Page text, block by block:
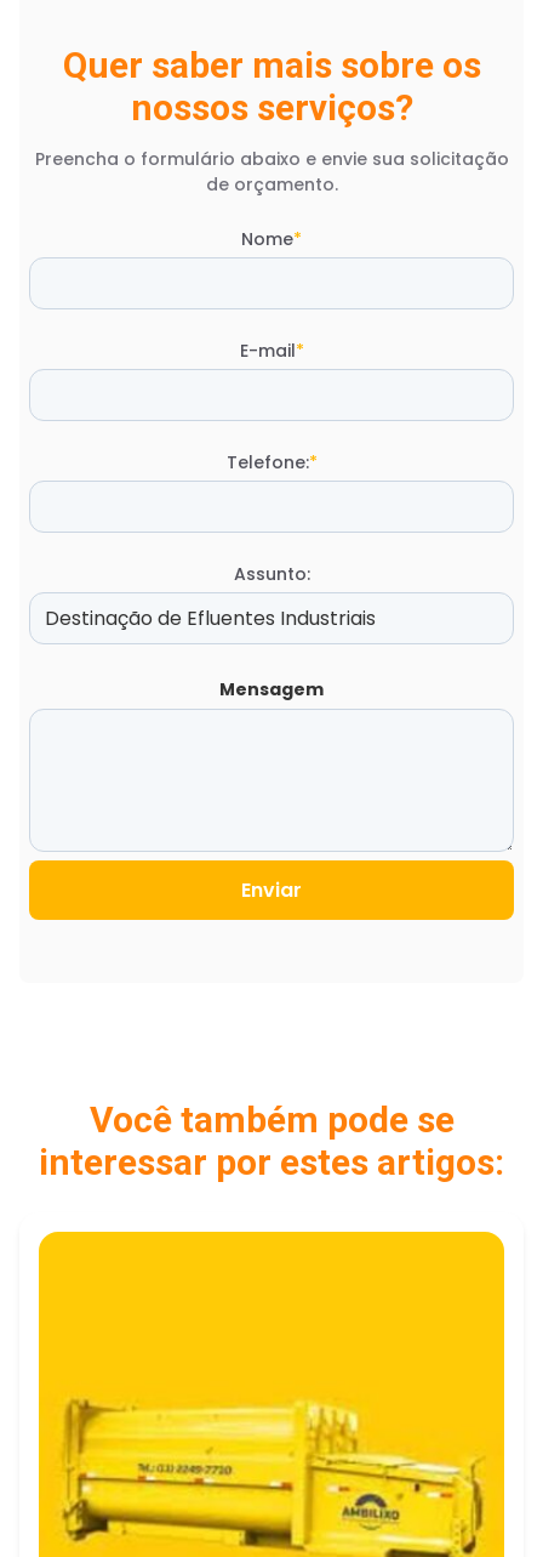
Quer saber mais sobre os
nossos serviços?
Preencha o formulário abaixo e envie sua solicitação
de orçamento.
Nome*
E-mail*
Telefone:*
Assunto:
Mensagem
Enviar
Você também pode se
interessar por estes artigos: